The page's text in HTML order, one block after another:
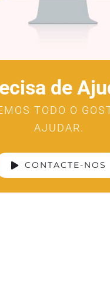
de
TODO O
AJUDAR.
CONTACTE-NOS